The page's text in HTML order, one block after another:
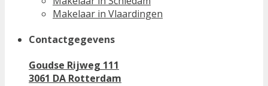
Makelaar in Vlaardingen
Contactgegevens
Goudse Rijweg 111
3061 DA Rotterdam